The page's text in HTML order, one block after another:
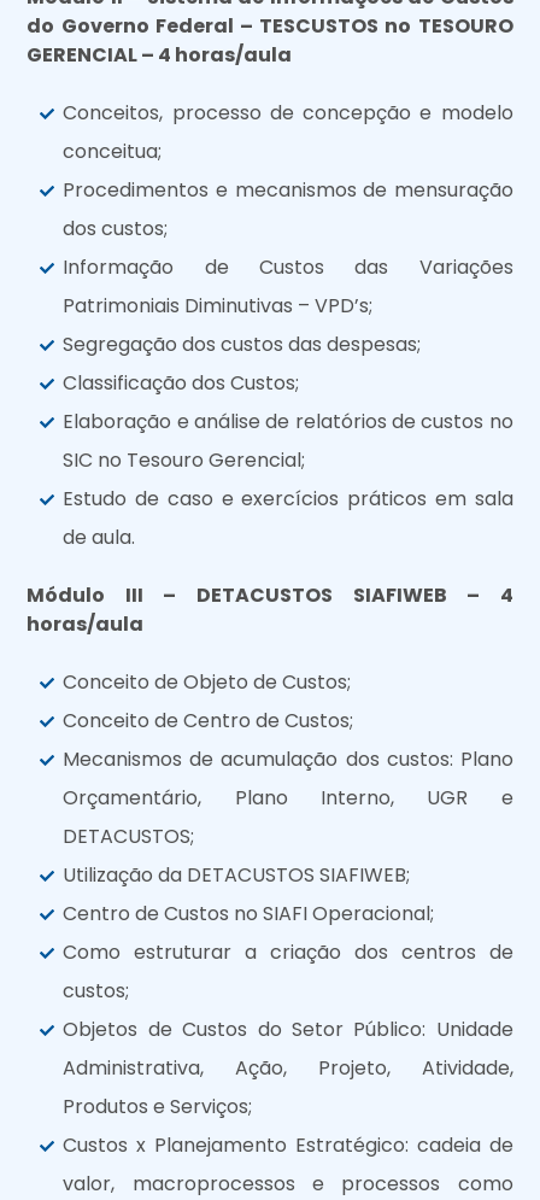
do Governo Federal – TESCUSTOS no TESOURO
GERENCIAL – 4 horas/aula
Conceitos, processo de concepção e modelo
conceitua;
Procedimentos e mecanismos de mensuração
dos custos;
Informação de Custos das Variações
Patrimoniais Diminutivas – VPD’s;
Segregação dos custos das despesas;
Classificação dos Custos;
Elaboração e análise de relatórios de custos no
SIC no Tesouro Gerencial;
Estudo de caso e exercícios práticos em sala
de aula.
Módulo III – DETACUSTOS SIAFIWEB – 4
horas/aula
Conceito de Objeto de Custos;
Conceito de Centro de Custos;
Mecanismos de acumulação dos custos: Plano
Orçamentário, Plano Interno, UGR e
DETACUSTOS;
Utilização da DETACUSTOS SIAFIWEB;
Centro de Custos no SIAFI Operacional;
Como estruturar a criação dos centros de
custos;
Objetos de Custos do Setor Público: Unidade
Administrativa, Ação, Projeto, Atividade,
Produtos e Serviços;
Custos x Planejamento Estratégico: cadeia de
valor, macroprocessos e processos como